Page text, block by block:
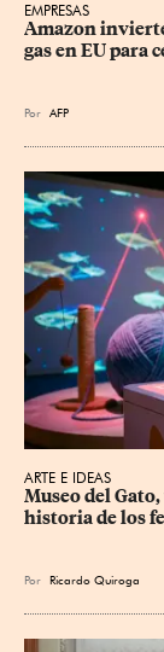
EMPRESAS
Amazon
gas en EU para
Por AFP
ARTE E IDEAS
Museo del
historia de los
Por Ricardo Quiroga